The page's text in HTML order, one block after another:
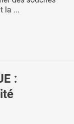
la ...
: